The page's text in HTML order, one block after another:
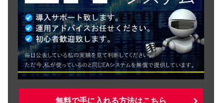
無料で手に入れる方法はこちら